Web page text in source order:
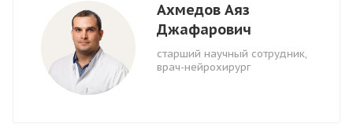
Ахмедов Аяз
Джафарович
старший научный сотрудник,
врач-нейрохирург